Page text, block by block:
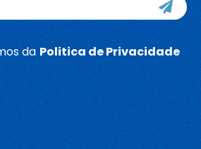
da Politica de Privacidade